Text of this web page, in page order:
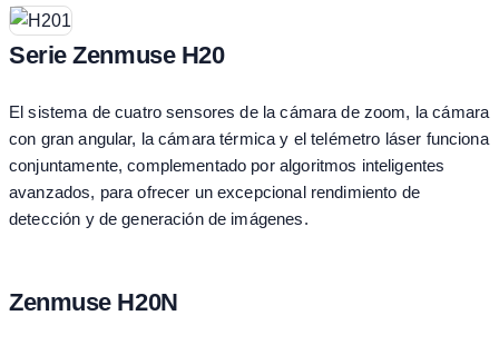
Serie Zenmuse H20
El sistema de cuatro sensores de la cámara de zoom, la cámara
con gran angular, la cámara térmica y el telémetro láser funciona
conjuntamente, complementado por algoritmos inteligentes
avanzados, para ofrecer un excepcional rendimiento de
detección y de generación de imágenes.
Zenmuse H20N